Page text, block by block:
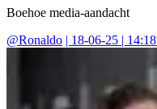
Boehoe media-aandacht
@Ronaldo | 18-06-25 | 14:18